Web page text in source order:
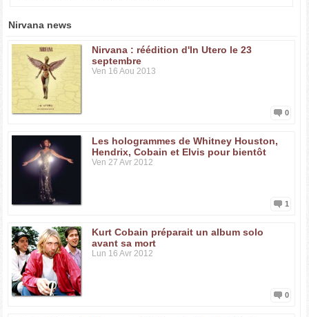
Nirvana news
Nirvana : réédition d'In Utero le 23
septembre
Ven 16 Aou 2013
0
Les hologrammes de Whitney Houston,
Hendrix, Cobain et Elvis pour bientôt
Ven 27 Avr 2012
1
Kurt Cobain préparait un album solo
avant sa mort
Lun 16 Avr 2012
0